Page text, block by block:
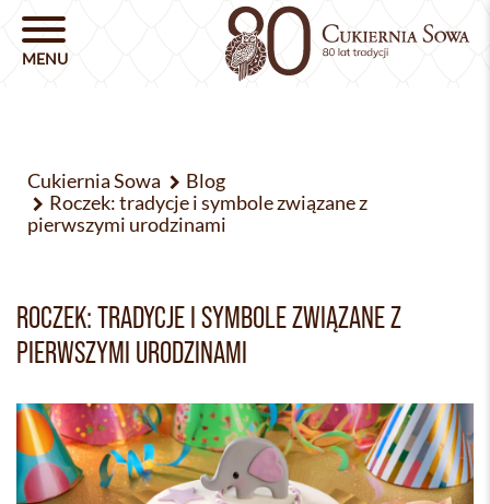
Cukiernia Sowa
Blog
Roczek: tradycje i symbole związane z
pierwszymi urodzinami
ROCZEK: TRADYCJE I SYMBOLE ZWIĄZANE Z
PIERWSZYMI URODZINAMI